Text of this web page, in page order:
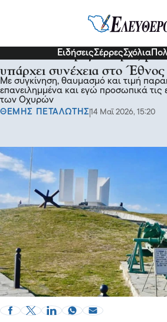
ΕιδήσειςΣέρρεςΣχόλια
Ρούπελ - Χωρίς Ιστορία,
υπάρχει συνέχεια στο
Με συγκίνηση, θαυμασμό και τιμή
επανειλημμένα και εγώ προσωπικά τις
των Οχυρών
ΘΕΜΗΣ ΠΕΤΑΛΩΤΗΣ 14 Μαΐ 2026, 15:20